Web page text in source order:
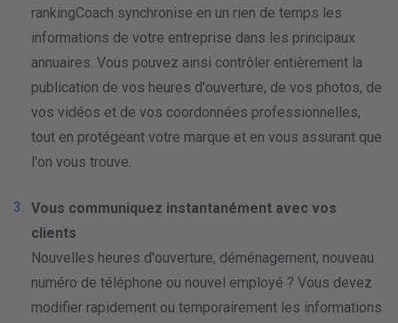
rankingCoach synchronise en un rien de temps les
informations de votre entreprise dans les principaux
annuaires. Vous pouvez ainsi contrôler entièrement la
publication de vos heures d'ouverture, de vos photos, de
vos vidéos et de vos coordonnées professionnelles,
tout en protégeant votre marque et en vous assurant que
l'on vous trouve.
Vous communiquez instantanément avec vos
clients
Nouvelles heures d'ouverture, déménagement, nouveau
numéro de téléphone ou nouvel employé ? Vous devez
modifier rapidement ou temporairement les informations